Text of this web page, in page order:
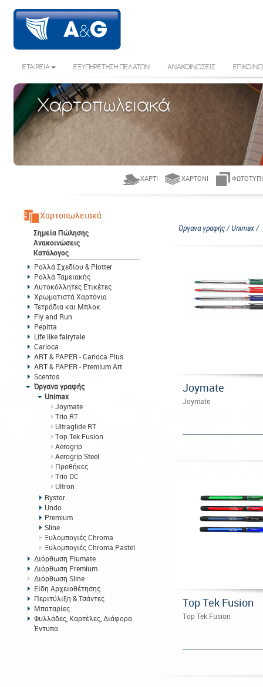
ΕΤΑΙΡΕΙΑ ΕΞΥΠΗΡΕΤΗΣΗ ΠΕΛΑΤΩΝ ΑΝΑΚΟΙΝΩΣΕΙΣ
Χαρτοπωλειακά
ΧΑΡΤΊ ΧΑΡΤΌΝΙ
Χαρτοπωλειακά
Σημεία Πώλησης
Ανακοινώσεις
Κατάλογος
Ρολλά Σχεδίου & Plotter
Ρολλά Ταμειακής
Αυτοκόλλητες Ετικέτες
Χρωματιστά Χαρτόνια
Τετράδια και Μπλοκ
Fly and Run
Pepitta
Life like fairytale
Carioca
ART & PAPER - Carioca Plus
ART & PAPER - Premium Art
Scentos
Όργανα γραφής
Unimax
Joymate
Trio RT
Ultraglide RT
Top Tek Fusion
Aerogrip
Aerogrip Steel
Προθήκες
Trio DC
Ultron
Rystor
Undo
Premium
Sline
Ξυλομπογιές Chroma
Ξυλομπογιές Chroma Pastel
Διόρθωση Plumate
Διόρθωση Premium
Διόρθωση Sline
Είδη Αρχειοθέτησης
Περιτύλιξη & Τσάντες
Μπαταρίες
Φυλλάδες, Καρτέλες, Διάφορα
Έντυπα
Όργανα γραφής / Unimax /
Joymate
Joymate
Top Tek Fusion
Top Tek Fusion